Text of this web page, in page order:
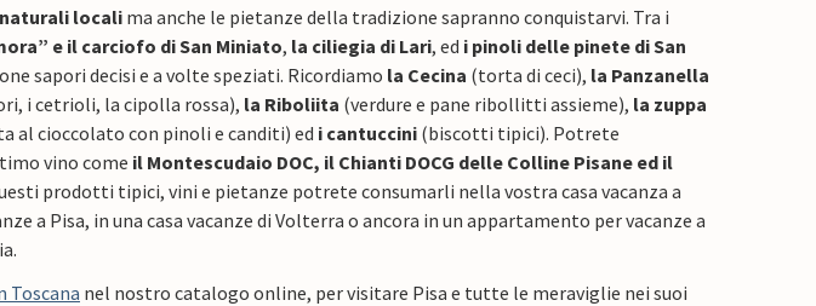
localima anche le pietanze della tradizione sapranno conquistarvi. Tra i
e il carciofo di San Miniato, la ciliegia di Lari, ed i pinoli delle pinete di San
sapori decisi e a volte speziati. Ricordiamo la Cecina (torta di ceci), la Panzanella
i cetrioli, la cipolla rossa), la Riboliita (verdure e pane ribollitti assieme), la zuppa
al cioccolato con pinoli e canditi) ed i cantuccini (biscotti tipici). Potrete
vino come il Montescudaio DOC, il Chianti DOCG delle Colline Pisane ed il
prodotti tipici, vini e pietanze potrete consumarli nella vostra casa vacanza a
a Pisa, in una casa vacanze di Volterra o ancora in un appartamento per vacanze a
Toscana nel nostro catalogo online, per visitare Pisa e tutte le meraviglie nei suoi